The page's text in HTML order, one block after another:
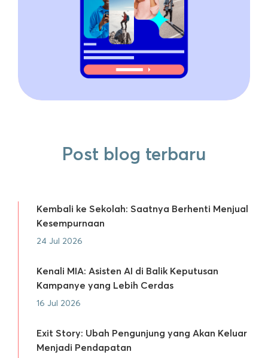
Post blog terbaru
Kembali ke Sekolah: Saatnya Berhenti Menjual
Kesempurnaan
24 Jul 2026
Kenali MIA: Asisten AI di Balik Keputusan
Kampanye yang Lebih Cerdas
16 Jul 2026
Exit Story: Ubah Pengunjung yang Akan Keluar
Menjadi Pendapatan